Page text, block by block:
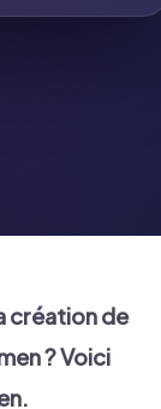
création de
? Voici